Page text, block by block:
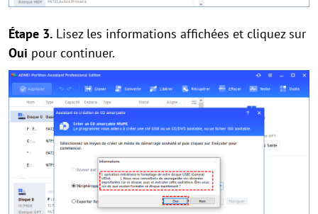
Étape 3. Lisez les informations affichées et cliquez sur
Oui pour continuer.